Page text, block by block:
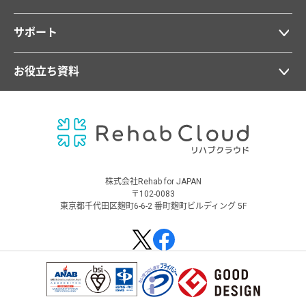
サポート
お役立ち資料
株式会社Rehab for JAPAN
〒102-0083
東京都千代田区麹町6-6-2 番町麹町ビルディング 5F